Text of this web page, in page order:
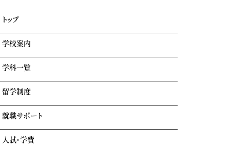
トップ
学校案内
学園情報・教育理念
リアルな実習室
業界出身の自慢の講師陣
学科一覧
エアライン科
ホテル科
テーマパーク科
留学制度
GOTEMBA ENGLISH CAMP
就職サポート
就職内定実績一覧
入試・学費